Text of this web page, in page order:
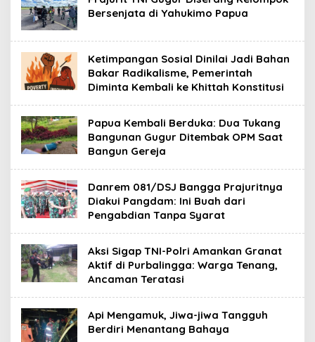
Bersenjata di Yahukimo Papua
Ketimpangan Sosial Dinilai Jadi Bahan
Bakar Radikalisme, Pemerintah
Diminta Kembali ke Khittah Konstitusi
Papua Kembali Berduka: Dua Tukang
Bangunan Gugur Ditembak OPM Saat
Bangun Gereja
Danrem 081/DSJ Bangga Prajuritnya
Diakui Pangdam: Ini Buah dari
Pengabdian Tanpa Syarat
Aksi Sigap TNI-Polri Amankan Granat
Aktif di Purbalingga: Warga Tenang,
Ancaman Teratasi
Api Mengamuk, Jiwa-jiwa Tangguh
Berdiri Menantang Bahaya